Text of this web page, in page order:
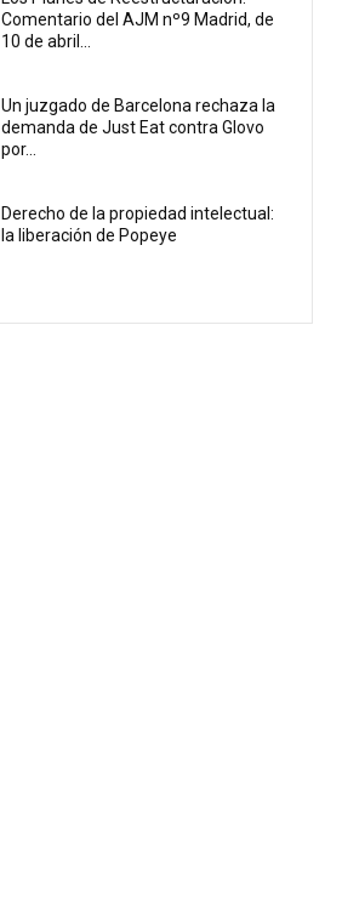
Comentario del AJM nº9 Madrid, de
10 de abril...
Un juzgado de Barcelona rechaza la
demanda de Just Eat contra Glovo
por...
Derecho de la propiedad intelectual:
la liberación de Popeye